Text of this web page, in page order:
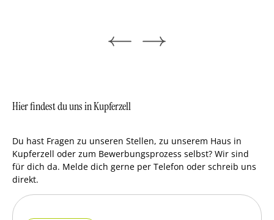
Hier findest du uns in Kupferzell
Du hast Fragen zu unseren Stellen, zu unserem Haus in
Kupferzell oder zum Bewerbungsprozess selbst? Wir sind
für dich da. Melde dich gerne per Telefon oder schreib uns
direkt.